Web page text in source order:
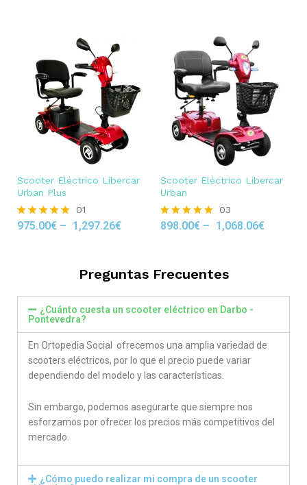
Scooter Eléctrico Libercar
Urban Plus
Rated
01
975.00€ – 1,297.26€
Scooter Eléctrico Libercar
Urban
Rated
03
898.00€ – 1,068.06€
Preguntas Frecuentes
¿Cuánto cuesta un scooter eléctrico en Darbo -
Pontevedra?
En Ortopedia Social ofrecemos una amplia variedad de
scooters eléctricos, por lo que el precio puede variar
dependiendo del modelo y las características.
Sin embargo, podemos asegurarte que siempre nos
esforzamos por ofrecer los precios más competitivos del
mercado.
¿Cómo puedo realizar mi compra de un scooter